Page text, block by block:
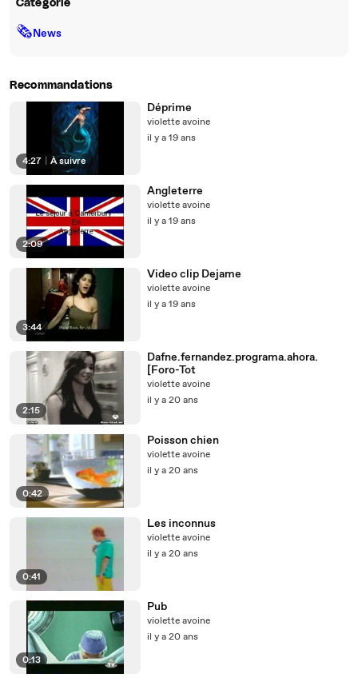
Catégorie
🗞News
Recommandations
4:27 À suivre
Déprime
violette avoine
il y a 19 ans
2:09
Angleterre
violette avoine
il y a 19 ans
3:44
Video clip Dejame
violette avoine
il y a 19 ans
2:15
Dafne.fernandez.programa.ahora.
[Foro-Tot
violette avoine
il y a 20 ans
0:42
Poisson chien
violette avoine
il y a 20 ans
0:41
Les inconnus
violette avoine
il y a 20 ans
0:13
Pub
violette avoine
il y a 20 ans